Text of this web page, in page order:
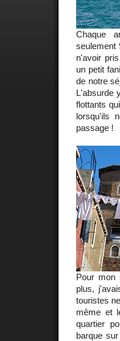
Chaque
seulement
n'avoir
un petit
de notre
L'absurde
flottants
lorsqu'ils
passage !
Pour mon
plus,
touristes
même et
quartier
barque